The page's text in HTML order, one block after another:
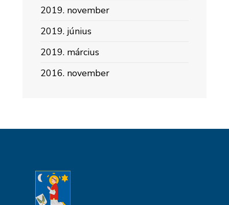
2019. november
2019. június
2019. március
2016. november